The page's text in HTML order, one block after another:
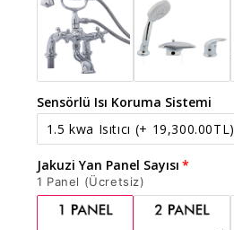
Sensörlü Isı Koruma Sistemi
1.5 kwa Isıtıcı (+ 19,300.00TL)
Jakuzi Yan Panel Sayısı
1 Panel (Ücretsiz)